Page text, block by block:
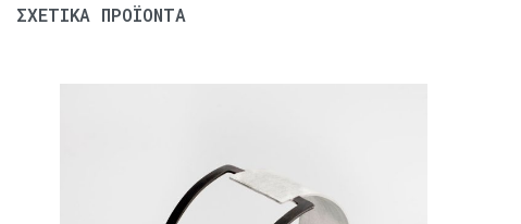
ΣΧΕΤΙΚΆ ΠΡΟΪΌΝΤΑ